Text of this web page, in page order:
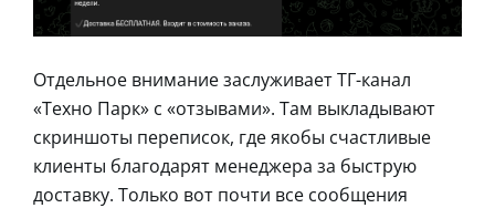
Отдельное внимание заслуживает ТГ-канал
«Техно Парк» с «отзывами». Там выкладывают
скриншоты переписок, где якобы счастливые
клиенты благодарят менеджера за быструю
доставку. Только вот почти все сообщения